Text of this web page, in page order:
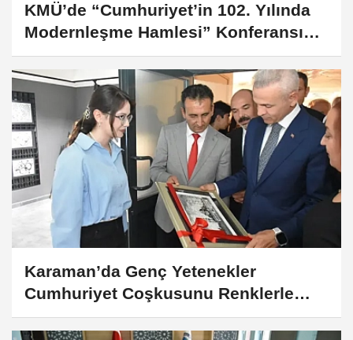
KMÜ’de “Cumhuriyet’in 102. Yılında
Modernleşme Hamlesi” Konferansı
Düzenlendi
Karaman’da Genç Yetenekler
Cumhuriyet Coşkusunu Renklerle
Anlattı